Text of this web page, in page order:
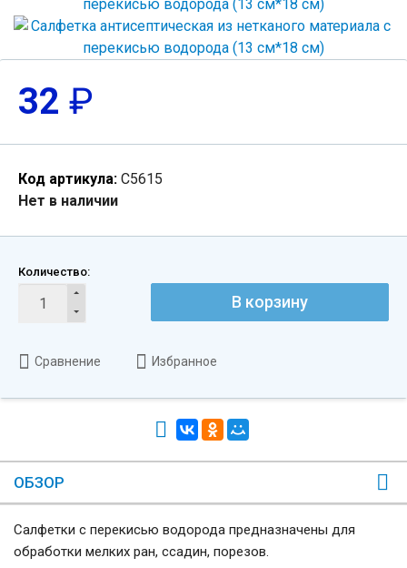
32 ₽
Код артикула: С5615
Нет в наличии
Количество:
В корзину
Сравнение Избранное
ОБЗОР
Салфетки с перекисью водорода предназначены для
обработки мелких ран, ссадин, порезов.